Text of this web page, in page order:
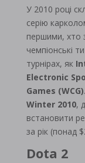
У 2010 році
серію
першими, хто
чемпіонські
турнірах, як
Electronic
Games (WCG)
Winter 2010,
встановити
за рік (понад
Dota 2